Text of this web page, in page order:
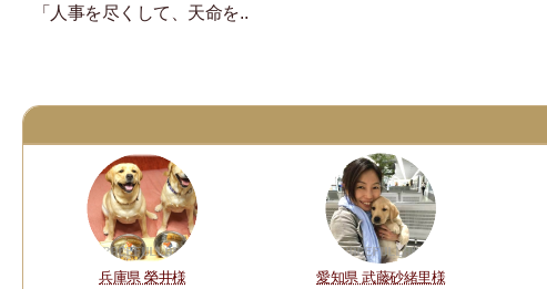
「人事を尽くして、天命を..
兵庫県 榮井様 愛知県 武藤砂緒里様